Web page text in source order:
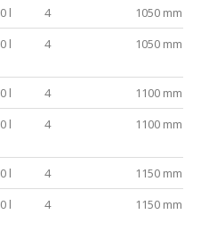
l 4
1050 mm
l 4 1050 mm
l 4
1100 mm
l 4 1100 mm
l 4
1150 mm
l 4 1150 mm